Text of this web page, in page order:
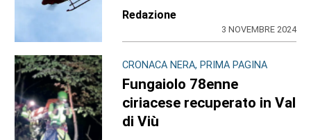
Redazione
3 NOVEMBRE 2024
CRONACA NERA, PRIMA PAGINA
Fungaiolo 78enne
ciriacese recuperato in Val
di Viù